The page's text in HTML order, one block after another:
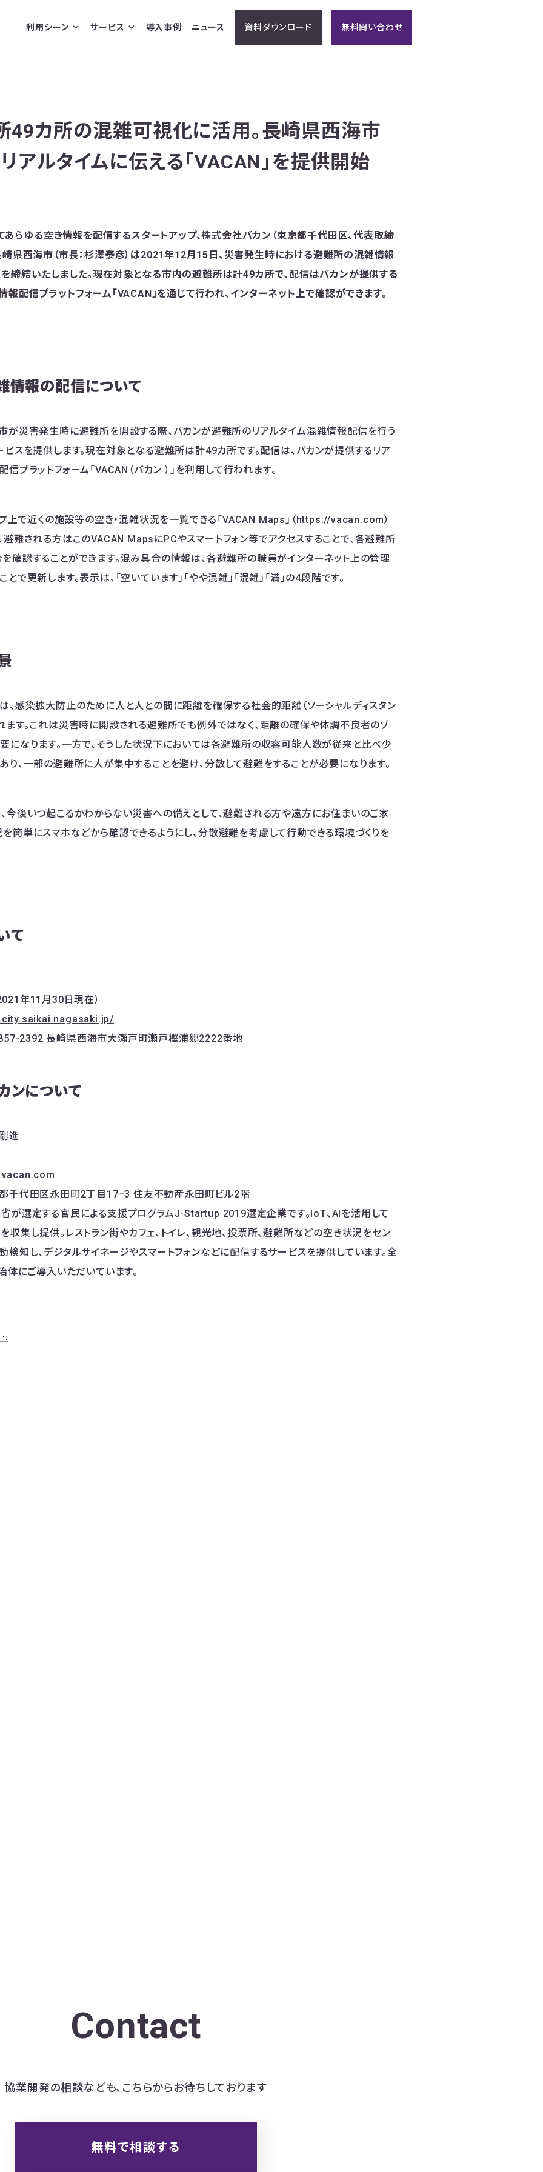
利用シーン サービス 導入事例 ニュース 資料ダウンロード 無料問い合わせ
49カ所の混雑可視化に活用。長崎県西海市
アルタイムに伝える「VACAN」を提供開始
らゆる空き情報を配信するスタートアップ、株式会社バカン（東京都千代田区、代表取締
崎県西海市（市長：杉澤泰彦）は2021年12月15日、災害発生時における避難所の混雑情報
締結いたしました。現在対象となる市内の避難所は計49カ所で、配信はバカンが提供する
報配信プラットフォーム「VACAN」を通じて行われ、インターネット上で確認ができます。
情報の配信について
が災害発生時に避難所を開設する際、バカンが避難所のリアルタイム混雑情報配信を行う
ビスを提供します。現在対象となる避難所は計49カ所です。配信は、バカンが提供するリア
プラットフォーム「VACAN（バカン ）」を利用して行われます。
上で近くの施設等の空き・混雑状況を一覧できる「VACAN Maps」（https://vacan.com）
避難される方はこのVACAN MapsにPCやスマートフォン等でアクセスすることで、各避難所
確認することができます。​混み具合の情報は、各避難所の職員がインターネット上の管理
で更新します。表示は、「空いています」「やや混雑」「混雑」「満」の4段階です。
、感染拡大防止のために人と人との間に距離を確保する社会的距離（ソーシャルディスタン
ます。これは災害時に開設される避難所でも例外ではなく、距離の確保や体調不良者のゾ
になります。一方で、そうした状況下においては各避難所の収容可能人数が従来と比べ少
り、一部の避難所に人が集中することを避け、分散して避難をすることが必要になります。
今後いつ起こるかわからない災害への備えとして、避難される方や遠方にお住まいのご家
簡単にスマホなどから確認できるようにし、分散避難を考慮して行動できる環境づくりを
て
年11月30日現在）
2392 長崎県西海市大瀬戸町瀬戸樫浦郷2222番地
ンについて
進
千代田区永田町2丁目17−3 住友不動産永田町ビル2階
が選定する官民による支援プログラムJ-Startup 2019選定企業です。IoT、AIを活用して
収集し提供。レストラン街やカフェ、トイレ、観光地、投票所、避難所などの空き状況をセン
検知し、デジタルサイネージやスマートフォンなどに配信するサービスを提供しています。全
体にご導入いただいています。
Contact
協業開発の相談なども、 こちらからお待ちしております
無料で相談する